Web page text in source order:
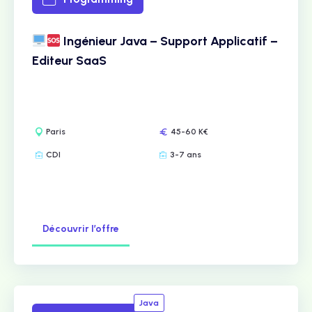
Ingénieur Java – Support Applicatif –
Editeur SaaS
Paris 45-60 K€
CDI 3-7 ans
Découvrir l’offre
Java